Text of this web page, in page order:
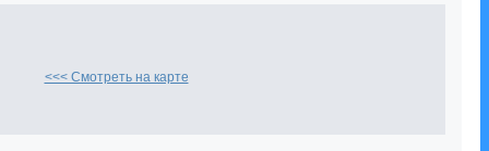
<<< Смотреть на карте